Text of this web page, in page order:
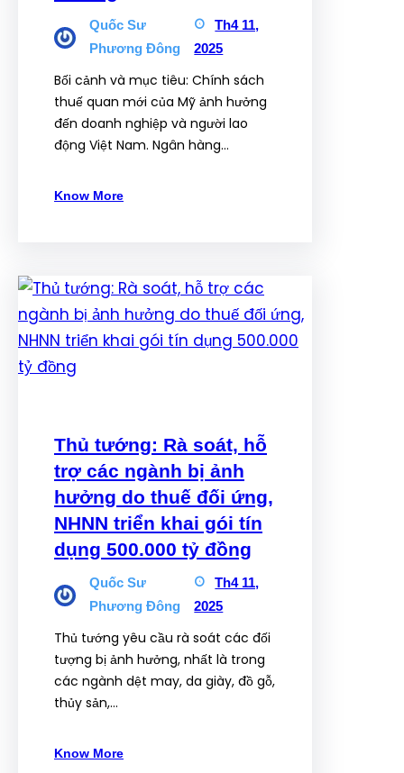
Quốc Sư
Phương Đông
Th4 11,
2025
Bối cảnh và mục tiêu: Chính sách
thuế quan mới của Mỹ ảnh hưởng
đến doanh nghiệp và người lao
động Việt Nam. Ngân hàng…
Know More
Thủ tướng: Rà soát, hỗ
trợ các ngành bị ảnh
hưởng do thuế đối ứng,
NHNN triển khai gói tín
dụng 500.000 tỷ đồng
Quốc Sư
Phương Đông
Th4 11,
2025
Thủ tướng yêu cầu rà soát các đối
tượng bị ảnh hưởng, nhất là trong
các ngành dệt may, da giày, đồ gỗ,
thủy sản,…
Know More